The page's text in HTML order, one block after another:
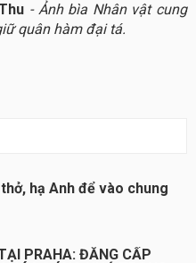
- Ảnh bìa Nhân vật cung
quân hàm đại tá.
hạ Anh để vào chung
PRAHA: ĐẲNG CẤP